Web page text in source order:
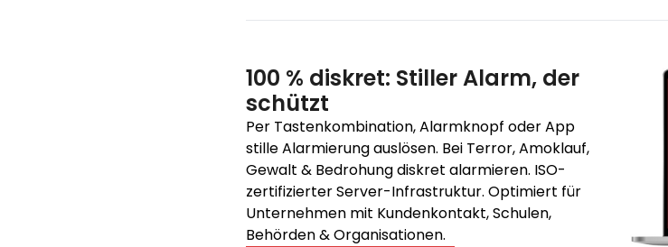
100 % diskret: Stiller Alarm, der
schützt
Per Tastenkombination, Alarmknopf oder App
stille Alarmierung auslösen. Bei Terror, Amoklauf,
Gewalt & Bedrohung diskret alarmieren. ISO-
zertifizierter Server-Infrastruktur. Optimiert für
Unternehmen mit Kundenkontakt, Schulen,
Behörden & Organisationen.